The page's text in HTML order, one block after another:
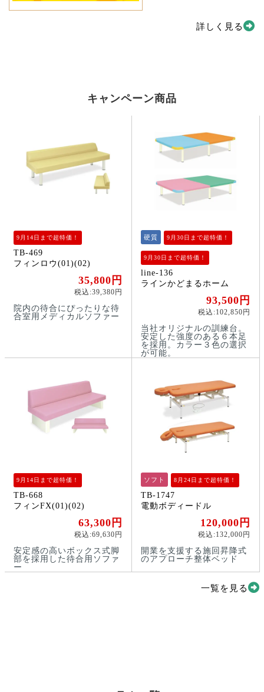
詳しく見る
キャンペーン商品
9月14日まで超特価！
TB-469
フィンロウ(01)(02)
35,800円
税込:39,380円
院内の待合にぴったりな待
合室用メディカルソファー
硬質 9月30日まで超特価！
9月30日まで超特価！
line-136
ラインかどまるホーム
93,500円
税込:102,850円
当社オリジナルの訓練台。
安定した強度のある６本足
を採用。カラー３色の選択
が可能。
9月14日まで超特価！
TB-668
フィンFX(01)(02)
63,300円
税込:69,630円
安定感の高いボックス式脚
部を採用した待合用ソファ
ー
ソフト 8月24日まで超特価！
TB-1747
電動ボディードル
120,000円
税込:132,000円
開業を支援する施回昇降式
のアプローチ整体ベッド
一覧を見る